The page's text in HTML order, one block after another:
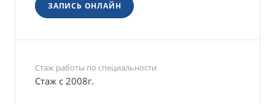
ЗАПИСЬ ОНЛАЙН
Стаж работы по специальности
Стаж с 2008г.